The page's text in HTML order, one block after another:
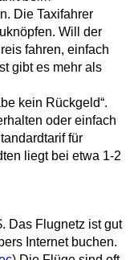
Die Taxifahrer
Will der
fahren, einfach
gibt es mehr als
kein Rückgeld“.
oder einfach
für
liegt bei etwa 1-2
Das Flugnetz ist gut
Internet buchen.